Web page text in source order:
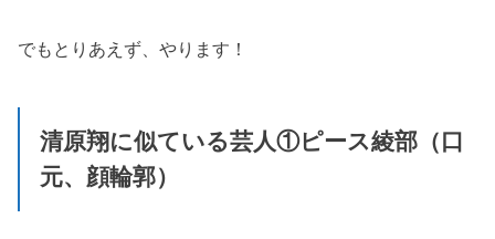
でもとりあえず、やります！
清原翔に似ている芸人①ピース綾部（口
元、顔輪郭）